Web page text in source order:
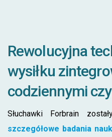
Rewolucyjna
wysiłku
codziennymi
Słuchawki Forbrain
szczegółowe badania